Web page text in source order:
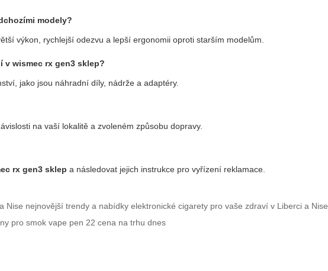
modely?
výkon, rychlejší odezvu a lepší ergonomii oproti starším modelům.
vwismec rx gen3 sklep?
jako jsou náhradní díly, nádrže a adaptéry.
na vaší lokalitě a zvoleném způsobu dopravy.
rx gen3 sklep a následovat jejich instrukce pro vyřízení reklamace.
Nise nejnovější trendy a nabídky elektronické cigarety pro vaše zdraví v Liberci a Nise
pro smok vape pen 22 cena na trhu dnes